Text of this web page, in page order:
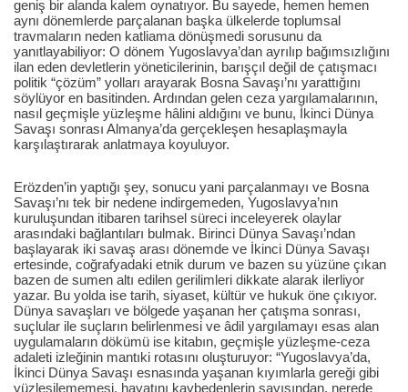
geniş bir alanda kalem oynatıyor. Bu sayede, hemen hemen
aynı dönemlerde parçalanan başka ülkelerde toplumsal
travmaların neden katliama dönüşmedi sorusunu da
yanıtlayabiliyor: O dönem Yugoslavya’dan ayrılıp bağımsızlığını
ilan eden devletlerin yöneticilerinin, barışçıl değil de çatışmacı
politik “çözüm” yolları arayarak Bosna Savaşı’nı yarattığını
söylüyor en basitinden. Ardından gelen ceza yargılamalarının,
nasıl geçmişle yüzleşme hâlini aldığını ve bunu, İkinci Dünya
Savaşı sonrası Almanya’da gerçekleşen hesaplaşmayla
karşılaştırarak anlatmaya koyuluyor.
Erözden’in yaptığı şey, sonucu yani parçalanmayı ve Bosna
Savaşı’nı tek bir nedene indirgemeden, Yugoslavya’nın
kuruluşundan itibaren tarihsel süreci inceleyerek olaylar
arasındaki bağlantıları bulmak. Birinci Dünya Savaşı’ndan
başlayarak iki savaş arası dönemde ve İkinci Dünya Savaşı
ertesinde, coğrafyadaki etnik durum ve bazen su yüzüne çıkan
bazen de sumen altı edilen gerilimleri dikkate alarak ilerliyor
yazar. Bu yolda ise tarih, siyaset, kültür ve hukuk öne çıkıyor.
Dünya savaşları ve bölgede yaşanan her çatışma sonrası,
suçlular ile suçların belirlenmesi ve âdil yargılamayı esas alan
uygulamaların dökümü ise kitabın, geçmişle yüzleşme-ceza
adaleti izleğinin mantıki rotasını oluşturuyor: “Yugoslavya’da,
İkinci Dünya Savaşı esnasında yaşanan kıyımlarla gereği gibi
yüzleşilememesi, hayatını kaybedenlerin sayısından, nerede